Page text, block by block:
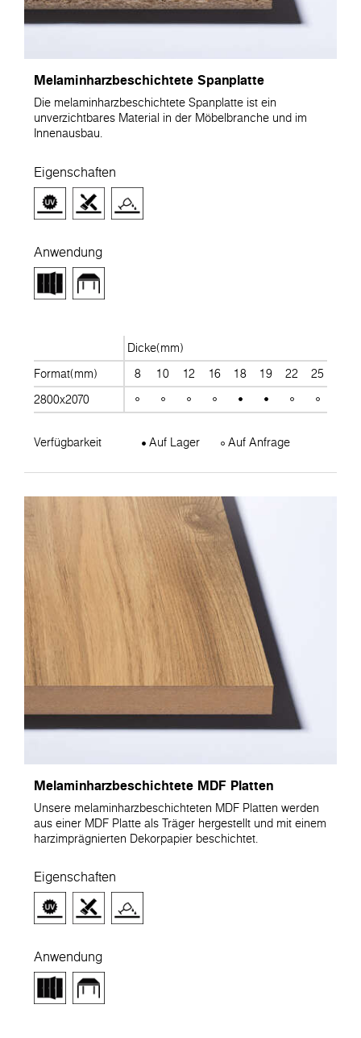
Melaminharzbeschichtete Spanplatte
Die melaminharzbeschichtete Spanplatte ist ein
unverzichtbares Material in der Möbelbranche und im
Innenausbau.
Eigenschaften
Anwendung
Dicke(mm)
Format(mm)
8 10 12 16 18 19 22 25
2800x2070
Verfügbarkeit Auf Lager Auf Anfrage
Melaminharzbeschichtete MDF Platten
Unsere melaminharzbeschichteten MDF Platten werden
aus einer MDF Platte als Träger hergestellt und mit einem
harzimprägnierten Dekorpapier beschichtet.
Eigenschaften
Anwendung